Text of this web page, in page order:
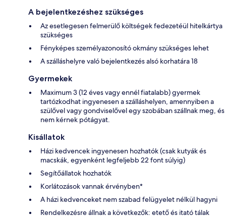
A bejelentkezéshez szükséges
Az esetlegesen felmerülő költségek fedezetéül hitelkártya
szükséges
Fényképes személyazonosító okmány szükséges lehet
A szálláshelyre való bejelentkezés alsó korhatára 18
Gyermekek
Maximum 3 (12 éves vagy ennél fiatalabb) gyermek
tartózkodhat ingyenesen a szálláshelyen, amennyiben a
szülővel vagy gondviselővel egy szobában szállnak meg, és
nem kérnek pótágyat.
Kisállatok
Házi kedvencek ingyenesen hozhatók (csak kutyák és
macskák, egyenként legfeljebb 22 font súlyig)
Segítőállatok hozhatók
Korlátozások vannak érvényben*
A házi kedvenceket nem szabad felügyelet nélkül hagyni
Rendelkezésre állnak a következők: etető és itató tálak